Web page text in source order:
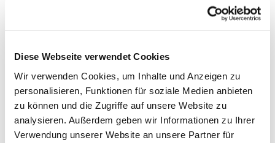
Diese Webseite verwendet Cookies
Wir verwenden Cookies, um Inhalte und Anzeigen zu
personalisieren, Funktionen für soziale Medien anbieten
zu können und die Zugriffe auf unsere Website zu
analysieren. Außerdem geben wir Informationen zu Ihrer
Verwendung unserer Website an unsere Partner für
Freitag, 11. Dezember 2026, 15:30
Uhr